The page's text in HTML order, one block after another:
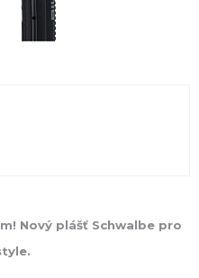
Nový plášť Schwalbe pro